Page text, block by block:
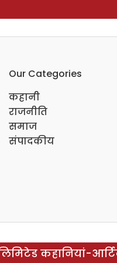
Our Categories
कहानी
राजनीति
समाज
संपादकीय
कहानियां-